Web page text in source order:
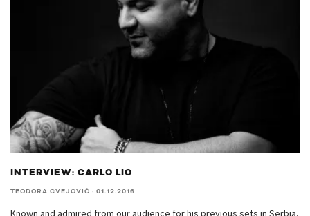
INTERVIEW: CARLO LIO
TEODORA CVEJOVIĆ · 01.12.2016
Known and admired from our audience for his previous sets in Serbia,